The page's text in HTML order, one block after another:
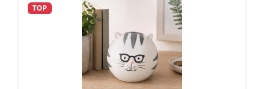
TOP